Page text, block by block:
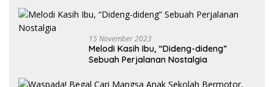
15 November 2023
Melodi Kasih Ibu, “Dideng-dideng”
Sebuah Perjalanan Nostalgia